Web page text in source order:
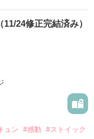
等ありましたら教
いです！！
24修正完結済み）
ュン #感動 #ストイック